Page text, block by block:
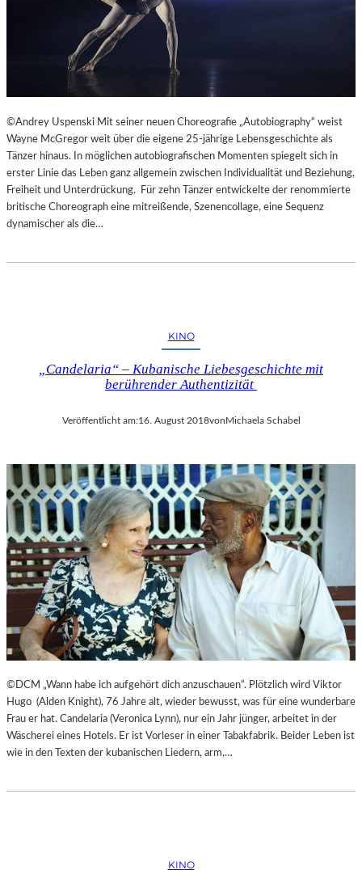
©Andrey Uspenski Mit seiner neuen Choreografie „Autobiography“ weist
Wayne McGregor weit über die eigene 25-jährige Lebensgeschichte als
Tänzer hinaus. In möglichen autobiografischen Momenten spiegelt sich in
erster Linie das Leben ganz allgemein zwischen Individualität und Beziehung,
Freiheit und Unterdrückung. Für zehn Tänzer entwickelte der renommierte
britische Choreograph eine mitreißende, Szenencollage, eine Sequenz
dynamischer als die…
KINO
„Candelaria“ – Kubanische Liebesgeschichte mit
berührender Authentizität
Veröffentlicht am:16. August 2018vonMichaela Schabel
©DCM „Wann habe ich aufgehört dich anzuschauen“. Plötzlich wird Viktor
Hugo (Alden Knight), 76 Jahre alt, wieder bewusst, was für eine wunderbare
Frau er hat. Candelaria (Veronica Lynn), nur ein Jahr jünger, arbeitet in der
Wäscherei eines Hotels. Er ist Vorleser in einer Tabakfabrik. Beider Leben ist
wie in den Texten der kubanischen Liedern, arm,…
KINO